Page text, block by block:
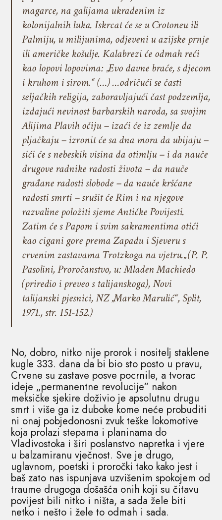
magarce, na galijama ukradenim iz
kolonijalnih luka. Iskrcat će se u Crotoneu ili
Palmiju, u milijunima, odjeveni u azijske prnje
ili američke košulje. Kalabrezi će odmah reći
kao lopovi lopovima: „Evo davne braće, s djecom
i kruhom i sirom.“ (…) …odričući se časti
seljačkih religija, zaboravljajući čast podzemlja,
izdajući nevinost barbarskih naroda, sa svojim
Alijima Plavih očiju – izaći će iz zemlje da
pljačkaju – izronit će sa dna mora da ubijaju –
sići će s nebeskih visina da otimlju – i da nauče
drugove radnike radosti života – da nauče
građane radosti slobode – da nauče kršćane
radosti smrti – srušit će Rim i na njegove
razvaline položiti sjeme Antičke Povijesti.
Zatim će s Papom i svim sakramentima otići
kao cigani gore prema Zapadu i Sjeveru s
crvenim zastavama Trotzkoga na vjetru.„ (P. P.
Pasolini,Proročanstvo, u: Mladen Machiedo
(priredio i preveo s talijanskoga),Novi
talijanski pjesnici, NZ „Marko Marulić“, Split,
1971., str. 151-152.)
No, dobro, nitko nije prorok i nositelj staklene
kugle 333. dana da bi bio sto posto u pravu,
Crvene su zastave posve pocrnile, a tvorac
ideje „permanentne revolucije“ nakon
meksičke sjekire doživio je apsolutnu drugu
smrt i više ga iz duboke kome neće probuditi
ni onaj pobjedonosni zvuk teške lokomotive
koja prolazi stepama i planinama do
Vladivostoka i širi poslanstvo napretka i vjere
u balzamiranu vječnost. Sve je drugo,
uglavnom, poetski i proročki tako kako jest i
baš zato nas ispunjava uzvišenim spokojem od
traume drugoga došašća onih koji su čitavu
povijest bili nitko i ništa, a sada žele biti
netko i nešto i žele to odmah i sada.